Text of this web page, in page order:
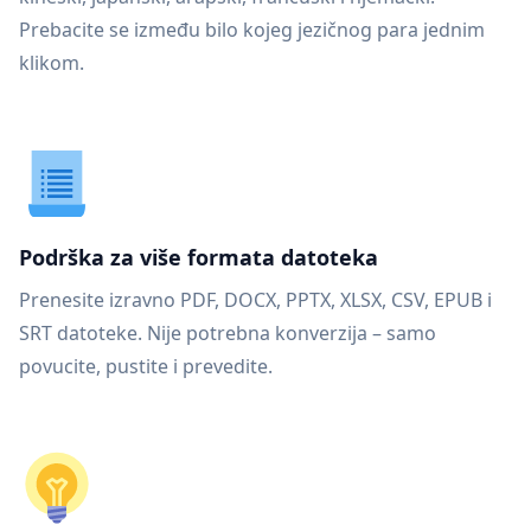
Prebacite se između bilo kojeg jezičnog para jednim
klikom.
Podrška za više formata datoteka
Prenesite izravno PDF, DOCX, PPTX, XLSX, CSV, EPUB i
SRT datoteke. Nije potrebna konverzija – samo
povucite, pustite i prevedite.